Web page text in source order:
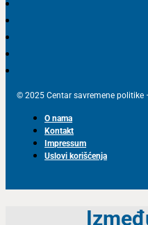
© 2025 Centar savremene politike
O nama
Kontakt
Impressum
Uslovi korišćenja